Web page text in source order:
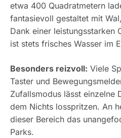
etwa 400 Quadratmetern
fantasievoll gestaltet mit
Dank einer leistungsstarken
ist stets frisches Wasser im
Besonders reizvoll: Viele
Taster und
Zufallsmodus lässt einzelne
dem Nichts losspritzen. An
dieser Bereich das
Parks.